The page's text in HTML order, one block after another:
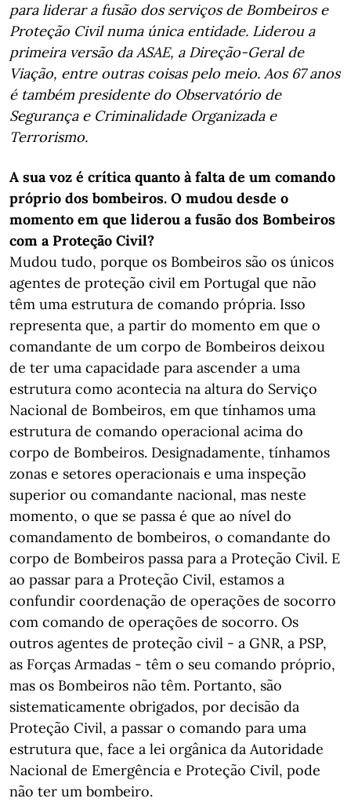
para liderar a fusão dos serviços de Bombeiros e
Proteção Civil numa única entidade. Liderou a
primeira versão da ASAE, a Direção-Geral de
Viação, entre outras coisas pelo meio. Aos 67 anos
é também presidente do Observatório de
Segurança e Criminalidade Organizada e
Terrorismo.
A sua voz é crítica quanto à falta de um comando
próprio dos bombeiros. O mudou desde o
momento em que liderou a fusão dos Bombeiros
com a Proteção Civil?
Mudou tudo, porque os Bombeiros são os únicos
agentes de proteção civil em Portugal que não
têm uma estrutura de comando própria. Isso
representa que, a partir do momento em que o
comandante de um corpo de Bombeiros deixou
de ter uma capacidade para ascender a uma
estrutura como acontecia na altura do Serviço
Nacional de Bombeiros, em que tínhamos uma
estrutura de comando operacional acima do
corpo de Bombeiros. Designadamente, tínhamos
zonas e setores operacionais e uma inspeção
superior ou comandante nacional, mas neste
momento, o que se passa é que ao nível do
comandamento de bombeiros, o comandante do
corpo de Bombeiros passa para a Proteção Civil. E
ao passar para a Proteção Civil, estamos a
confundir coordenação de operações de socorro
com comando de operações de socorro. Os
outros agentes de proteção civil - a GNR, a PSP,
as Forças Armadas - têm o seu comando próprio,
mas os Bombeiros não têm. Portanto, são
sistematicamente obrigados, por decisão da
Proteção Civil, a passar o comando para uma
estrutura que, face a lei orgânica da Autoridade
Nacional de Emergência e Proteção Civil, pode
não ter um bombeiro.